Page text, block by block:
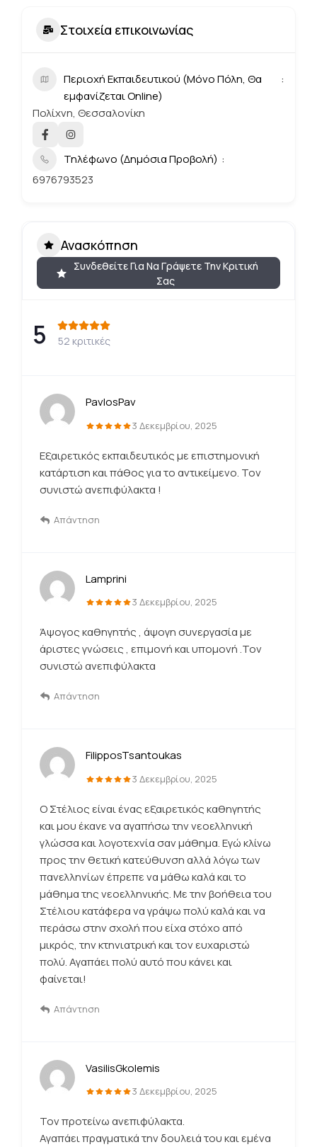
Στοιχεία επικοινωνίας
Περιοχή Εκπαιδευτικού (Μόνο Πόλη, Θα
εμφανίζεται Online)
Πολίχνη, Θεσσαλονίκη
Τηλέφωνο (Δημόσια Προβολή)
6976793523
Ανασκόπηση
Συνδεθείτε Για Να Γράψετε Την Κριτική
Σας
5 52 κριτικές
PavlosPav
3 Δεκεμβρίου, 2025
Εξαιρετικός εκπαιδευτικός με επιστημονική
κατάρτιση και πάθος για το αντικείμενο. Τον
συνιστώ ανεπιφύλακτα !
Απάντηση
Lamprini
3 Δεκεμβρίου, 2025
Άψογος καθηγητής , άψογη συνεργασία με
άριστες γνώσεις , επιμονή και υπομονή .Τον
συνιστώ ανεπιφύλακτα
Απάντηση
FilipposTsantoukas
3 Δεκεμβρίου, 2025
Ο Στέλιος είναι ένας εξαιρετικός καθηγητής
και μου έκανε να αγαπήσω την νεοελληνική
γλώσσα και λογοτεχνία σαν μάθημα. Εγώ κλίνω
προς την θετική κατεύθυνση αλλά λόγω των
πανελληνίων έπρεπε να μάθω καλά και το
μάθημα της νεοελληνικής. Με την βοήθεια του
Στέλιου κατάφερα να γράψω πολύ καλά και να
περάσω στην σχολή που είχα στόχο από
μικρός, την κτηνιατρική και τον ευχαριστώ
πολύ. Αγαπάει πολύ αυτό που κάνει και
φαίνεται!
Απάντηση
VasilisGkolemis
3 Δεκεμβρίου, 2025
Τον προτείνω ανεπιφύλακτα.
Αγαπάει πραγματικά την δουλειά του και εμένα